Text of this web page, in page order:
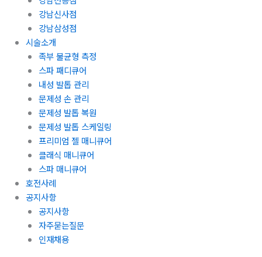
강남신사점
강남삼성점
시술소개
족부 불균형 측정
스파 패디큐어
내성 발톱 관리
문제성 손 관리
문제성 발톱 복원
문제성 발톱 스케일링
프리미엄 젤 매니큐어
클래식 매니큐어
스파 매니큐어
호전사례
공지사항
공지사항
자주묻는질문
인재채용